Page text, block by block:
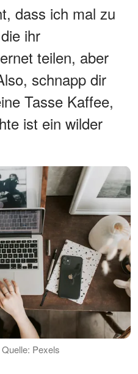
dass ich mal zu
ihr
teilen, aber
schnapp dir
Tasse Kaffee,
ist ein wilder
Pexels